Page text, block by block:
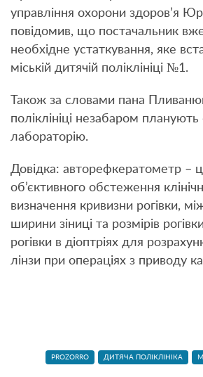
управління охорони здоров’я
повідомив, що постачальник
необхідне устаткування, яке
міській дитячій поліклініці №1.
Також за словами пана
поліклініці незабаром
лабораторію.
Довідка: авторефкератометр –
об’єктивного обстеження
визначення кривизни рогівки,
ширини зіниці та розмірів
рогівки в діоптріях для
лінзи при операціях з приводу
PROZORRO ДИТЯЧА ПОЛІКЛІНІКА